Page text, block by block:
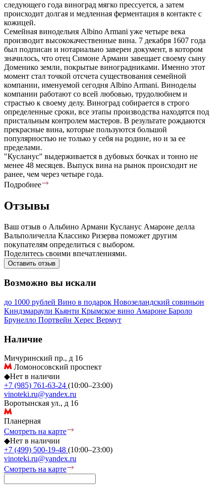
следующего года виноград мягко прессуется, а затем
происходит долгая и медленная ферментация в контакте с
кожицей.
Семейная винодельня Albino Armani уже четыре века
производит высококачественные вина. 7 декабря 1607 года
был подписан и нотариально заверен документ, в котором
значилось, что отец Симоне Армани завещает своему сыну
Доменико земли, покрытые виноградниками. Именно этот
момент стал точкой отсчета существования семейной
компании, именуемой сегодня Albino Armani. Виноделы
компании работают со всей любовью, трудолюбием и
страстью к своему делу. Виноград собирается в строго
определенные сроки, все этапы производства находятся под
пристальным контролем мастеров. В результате рождаются
прекрасные вина, которые пользуются большой
популярностью не только у себя на родине, но и за ее
пределами.
"Кусланус" выдерживается в дубовых бочках и тонно не
менее 48 месяцев. Выпуск вина на рынок происходит не
ранее, чем через четыре года.
Подробнее
Отзывы
Ваш отзыв о Альбино Армани Кусланус Амароне делла
Вальполичелла Классико Ризерва поможет другим
покупателям определиться с выбором.
Поделитесь своими впечатлениями.
Оставить отзыв
Возможно вы искали
до 1000 рублей Вино в подарок Новозеландский совиньон
Киндзмараули Кьянти Крымское вино Амароне Бароло
Брунелло Портвейн Херес Вермут
Наличие
Мичуринский пр., д 16
Ломоносовский проспект
◆Нет в наличии
+7 (985) 761-63-24 (10:00–23:00)
vinoteki.ru@yandex.ru
Воротынская ул., д 16
Планерная
Смотреть на карте
◆Нет в наличии
+7 (499) 500-19-48 (10:00–23:00)
vinoteki.ru@yandex.ru
Смотреть на карте